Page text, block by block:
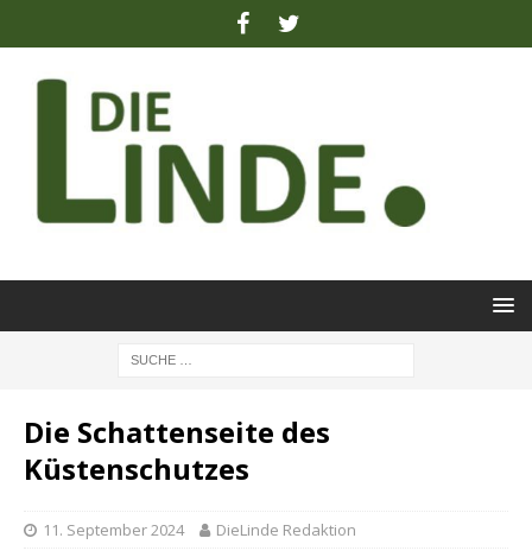
Die Schattenseite des
Küstenschutzes
11. September 2024 DieLinde Redaktion